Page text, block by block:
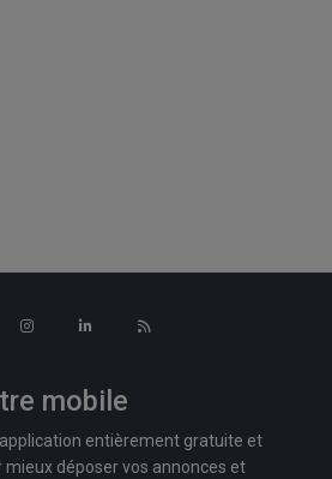
mobile
entièrement gratuite et
déposer vos annonces et